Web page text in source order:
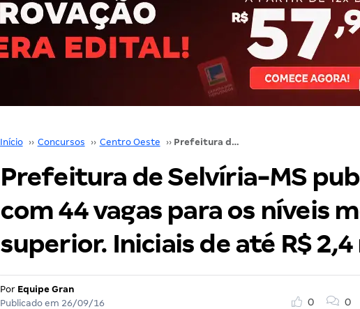
Início ›› Concursos ›› Centro Oeste ›› Prefeitura de Selvíria-MS publica edital com 44 vagas para os níveis médio e superior. Iniciais de até R$ 2,4 mil!
Prefeitura de Selvíria-MS
com 44 vagas para os níveis
superior. Iniciais de até R$ 2,4
Por Equipe Gran
Publicado em 26/09/16
0 0